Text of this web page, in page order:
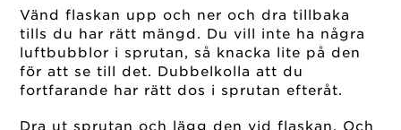
Vänd flaskan upp och ner och dra tillbaka
tills du har rätt mängd. Du vill inte ha några
luftbubblor i sprutan, så knacka lite på den
för att se till det. Dubbelkolla att du
fortfarande har rätt dos i sprutan efteråt.
Dra ut sprutan och lägg den vid flaskan. Och